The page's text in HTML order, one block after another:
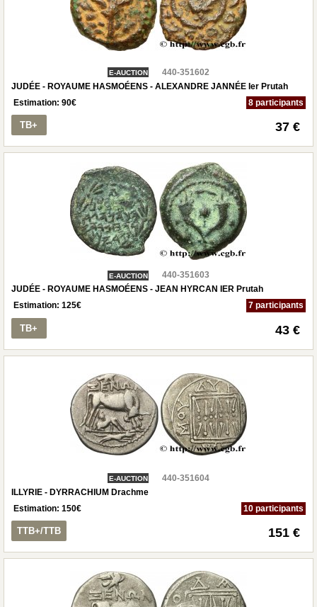
E-AUCTION
440-351602
JUDÉE - ROYAUME HASMOÉENS - ALEXANDRE JANNÉE Ier Prutah
Estimation: 90€ 8 participants
TB+ 37 €
E-AUCTION
440-351603
JUDÉE - ROYAUME HASMOÉENS - JEAN HYRCAN IER Prutah
Estimation: 125€ 7 participants
TB+ 43 €
E-AUCTION
440-351604
ILLYRIE - DYRRACHIUM Drachme
Estimation: 150€ 10 participants
TTB+/TTB 151 €